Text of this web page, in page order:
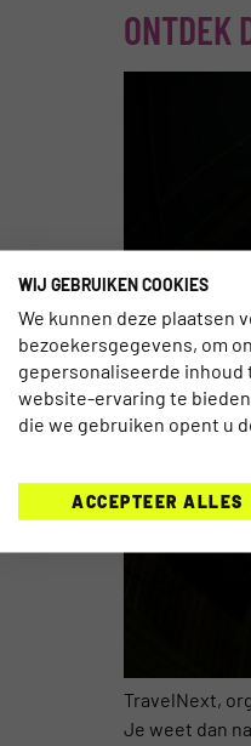
ONTDEK
TravelNext,
Je weet dan
WIJ GEBRUIKEN COOKIES
We kunnen deze plaatsen
bezoekersgegevens, om
gepersonaliseerde inhoud
website-ervaring te
die we gebruiken opent u
ACCEPTEER ALLES